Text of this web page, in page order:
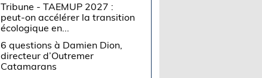
Tribune - TAEMUP 2027 :
peut-on accélérer la transition
écologique en...
6 questions à Damien Dion,
directeur d’Outremer
Catamarans